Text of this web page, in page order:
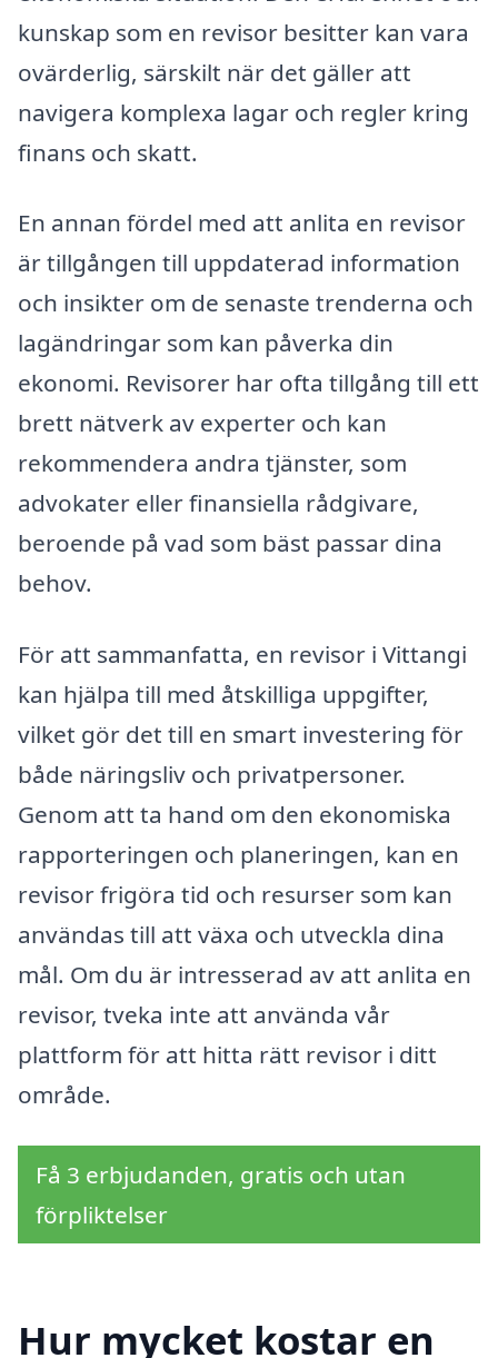
kunskap som en revisor besitter kan vara
ovärderlig, särskilt när det gäller att
navigera komplexa lagar och regler kring
finans och skatt.
En annan fördel med att anlita en revisor
är tillgången till uppdaterad information
och insikter om de senaste trenderna och
lagändringar som kan påverka din
ekonomi. Revisorer har ofta tillgång till ett
brett nätverk av experter och kan
rekommendera andra tjänster, som
advokater eller finansiella rådgivare,
beroende på vad som bäst passar dina
behov.
För att sammanfatta, en revisor i Vittangi
kan hjälpa till med åtskilliga uppgifter,
vilket gör det till en smart investering för
både näringsliv och privatpersoner.
Genom att ta hand om den ekonomiska
rapporteringen och planeringen, kan en
revisor frigöra tid och resurser som kan
användas till att växa och utveckla dina
mål. Om du är intresserad av att anlita en
revisor, tveka inte att använda vår
plattform för att hitta rätt revisor i ditt
område.
Få 3 erbjudanden, gratis och utan
förpliktelser
Hur mycket kostar en